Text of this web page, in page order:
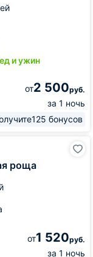
и ужин
от2 500руб.
за 1 ночь
125 бонусов
роща
от1 520руб.
за 1 ночь